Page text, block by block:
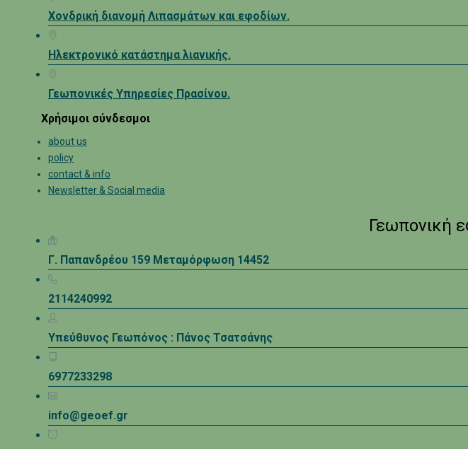
Χονδρική διανομή Λιπασμάτων και εφοδίων.
Ηλεκτρονικό κατάστημα λιανικής.
Γεωπονικές Υπηρεσίες Πρασίνου.
Χρήσιμοι σύνδεσμοι
about us
policy
contact & info
Newsletter & Social media
Γεωπονική
Γ. Παπανδρέου 159 Μεταμόρφωση 14452
2114240992
Υπεύθυνος Γεωπόνος : Πάνος Τσατσάνης
6977233298
info@geoef.gr